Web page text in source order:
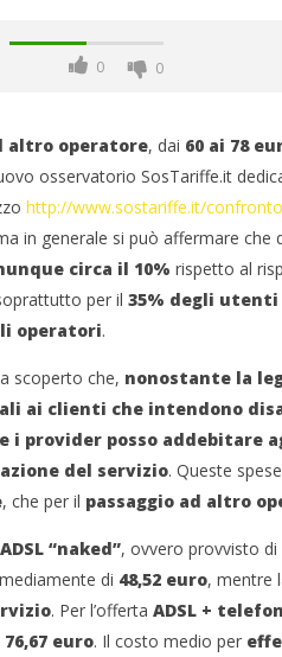
0 0
Soundreef - LEA
13/
altro operatore, dai 60 ai 78
osservatorio SosTariffe.it
http://www.sostariffe.it/
in generale si può affermare che
circa il 10% rispetto al
per il 35% degli utenti
operatori.
scoperto che, nonostante la
ai clienti che intendono
i provider posso addebitare
del servizio. Queste
, che per il passaggio ad altro
ADSL “naked”, ovvero provvisto
di 48,52 euro, mentre
. Per l’offerta ADSL +
76,67 euro. Il costo medio per